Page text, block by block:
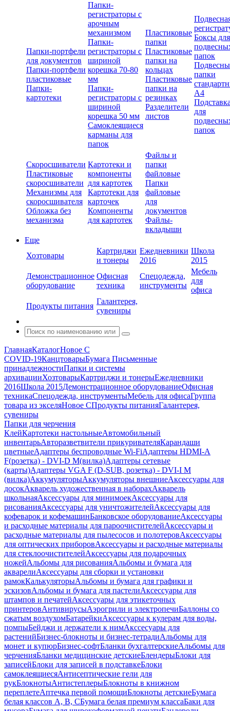
Папки-портфели
для документов
Папки-портфели
пластиковые
Папки-
картотеки
Папки-
регистраторы с
арочным
механизмом
Папки-
регистраторы с
шириной
корешка 70-80
мм
Папки-
регистраторы с
шириной
корешка 50 мм
Самоклеящиеся
карманы для
папок
Пластиковые
папки
Пластиковые
папки на
кольцах
Пластиковые
папки на
резинках
Разделители
листов
Боксы для
папок
папки
А4
для
папок
Скоросшиватели
Пластиковые
скоросшиватели
Механизмы для
скоросшивателя
Обложка без
механизма
Картотеки и
компоненты
для картотек
Картотеки для
карточек
Компоненты
для картотек
Файлы и
папки
файловые
Папки
файловые
для
документов
Файлы-
вкладыши
Еще
Хозтовары
Картриджи
и тонеры
Ежедневники
2016
Школа
2015
Демонстрационное
оборудование
Офисная
техника
Спецодежда,
инструменты
Мебель
для
офиса
Продукты питания
Галантерея,
сувениры
ГлавнаяКаталогНовое С
COVID-19КанцтоварыБумага Письменные
принадлежностиПапки и системы
архивацииХозтоварыКартриджи и тонерыЕжедневники
2016Школа 2015Демонстрационное оборудованиеОфисная
техникаСпецодежда, инструментыМебель для офисаГруппа
товара из экселяНовое СПродукты питанияГалантерея,
сувениры
Папки для черчения
КлейКартотеки настольныеАвтомобильный
инвентарьАвторазветвители прикуривателяКарандаши
цветныеАдаптеры беспроводные Wi-FiАдаптеры HDMI-A
F(розетка) - DVI-D M(вилка)Адаптеры сетевые
(карты)Адаптеры VGA F (D-SUB, розетка) - DVI-I M
(вилка)АккумуляторыАккумуляторы внешниеАксессуары для
досокАкварель художественная в наборахАкварель
школьнаяАксессуары для минимоекАксессуары для
рисованияАксессуары для уничтожителейАксессуары для
кофеварок и кофемашинБанковское оборудованиеАксессуары
и расходные материалы для пароочистителейАксессуары и
расходные материалы для пылесосов и полотеровАксессуары
для оптических приборовАксессуары и расходные материалы
для стеклоочистителейАксессуары для подарочных
ножейАльбомы для рисованияАльбомы и бумага для
акварелиАксессуары для сборки и установки
рамокКалькуляторыАльбомы и бумага для графики и
эскизовАльбомы и бумага для пастелиАксессуары для
штампов и печатейАксессуары для этикеточных
принтеровАнтивирусыАэрогрили и электропечиБаллоны со
сжатым воздухомБатарейкиАксессуары к кулерам для воды,
помпыБейджи и держатели к нимАкссесуары для
растенийБизнес-блокноты и бизнес-тетрадиАльбомы для
монет и купюрБизнес-софтБланки бухгалтерскиеАльбомы для
черченияБланки медицинские детскиеБлендерыБлоки для
записейБлоки для записей в подставкеБлоки
самоклеящиесяАнтисептические гели для
рукБлокнотыАнтистеплерыБлокноты в книжном
переплетеАптечка первой помощиБлокноты детскиеБумага
белая классов А, В, СБумага белая премиум классаБаки для